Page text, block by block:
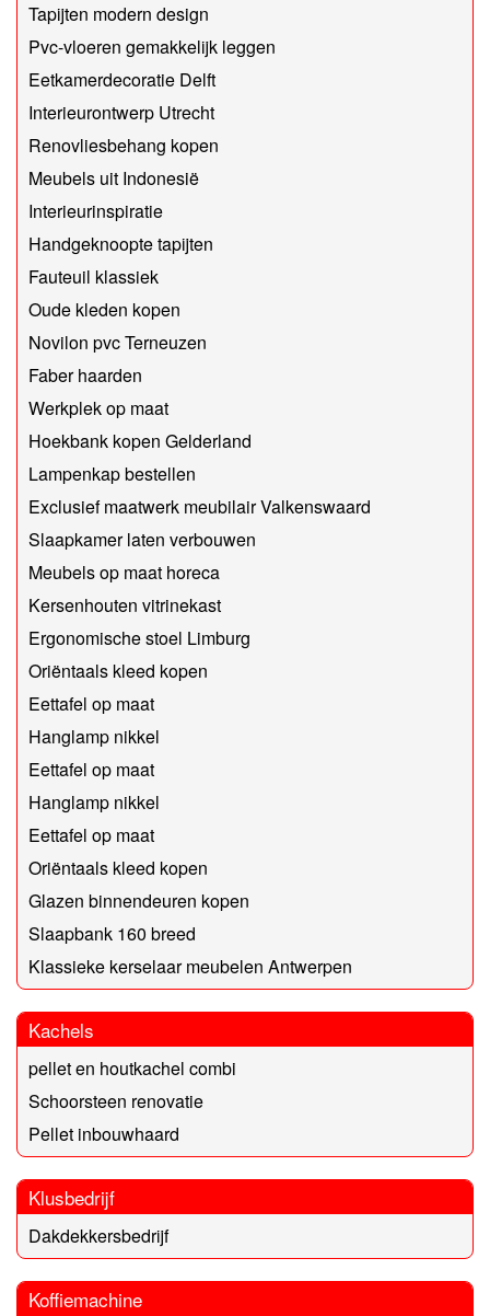
Tapijten modern design
Pvc-vloeren gemakkelijk leggen
Eetkamerdecoratie Delft
Interieurontwerp Utrecht
Renovliesbehang kopen
Meubels uit Indonesië
Interieurinspiratie
Handgeknoopte tapijten
Fauteuil klassiek
Oude kleden kopen
Novilon pvc Terneuzen
Faber haarden
Werkplek op maat
Hoekbank kopen Gelderland
Lampenkap bestellen
Exclusief maatwerk meubilair Valkenswaard
Slaapkamer laten verbouwen
Meubels op maat horeca
Kersenhouten vitrinekast
Ergonomische stoel Limburg
Oriëntaals kleed kopen
Eettafel op maat
Hanglamp nikkel
Eettafel op maat
Hanglamp nikkel
Eettafel op maat
Oriëntaals kleed kopen
Glazen binnendeuren kopen
Slaapbank 160 breed
Klassieke kerselaar meubelen Antwerpen
Kachels
pellet en houtkachel combi
Schoorsteen renovatie
Pellet inbouwhaard
Klusbedrijf
Dakdekkersbedrijf
Koffiemachine